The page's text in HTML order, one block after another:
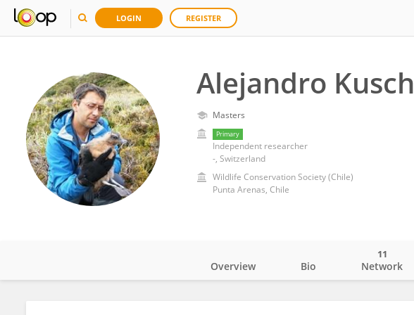
LOGIN REGISTER
Alejandro Kusch
Masters
Primary
Independent researcher
-, Switzerland
Wildlife Conservation Society (Chile)
Punta Arenas, Chile
Overview Bio Network
11